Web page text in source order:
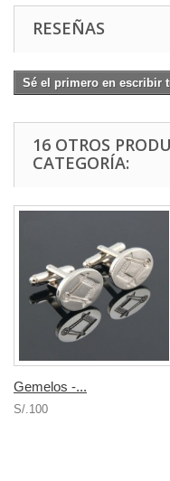
RESEÑAS
Sé el primero en escribir
16 OTROS
CATEGORÍA:
Gemelos -...
S/.100